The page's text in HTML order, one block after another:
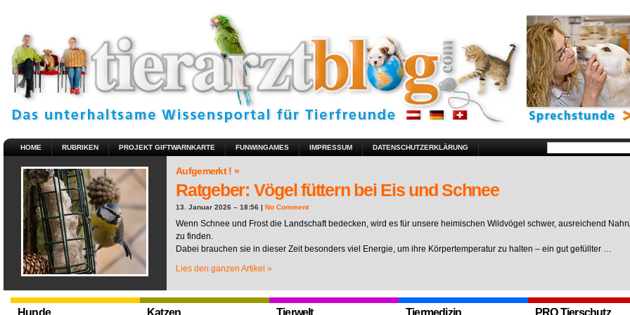
HOME RUBRIKEN PROJEKT GIFTWARNKARTE FUNWINGAMES IMPRESSUM DATENSCHUTZERKLÄRUNG
Aufgemerkt ! »
Ratgeber: Vögel füttern bei Eis und Schnee
13. Januar 2026 – 18:56 | No Comment
Wenn Schnee und Frost die Landschaft bedecken, wird es für unsere heimischen Wildvögel schwer, ausreichend
zu finden.
Dabei brauchen sie in dieser Zeit besonders viel Energie, um ihre Körpertemperatur zu halten – ein gut gefüllter …
Lies den ganzen Artikel »
Hunde Katzen Tierwelt Tiermedizin PRO Tierschutz